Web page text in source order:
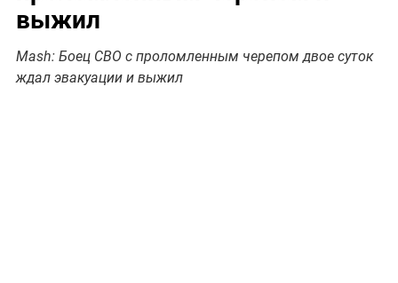
выжил
Mash: Боец СВО с проломленным черепом двое суток
ждал эвакуации и выжил